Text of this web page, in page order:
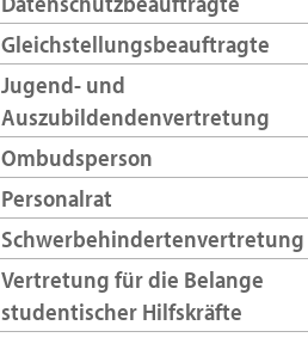
Gleichstellungsbeauftragte
Jugend- und
Auszubildendenvertretung
Ombudsperson
Personalrat
Schwerbehindertenvertretung
Vertretung für die Belange
studentischer Hilfskräfte